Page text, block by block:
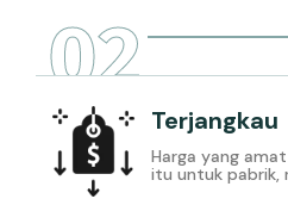
02
Terjangkau
Harga yang
itu untuk pabrik,